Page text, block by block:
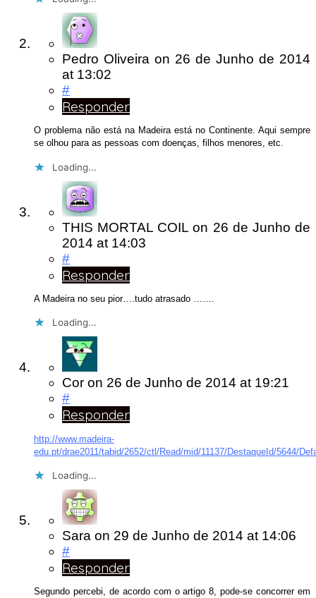
Pedro Oliveira on 26 de Junho de 2014
at 13:02
#
Responder
O problema não está na Madeira está no Continente. Aqui sempre
se olhou para as pessoas com doenças, filhos menores, etc.
Loading...
THIS MORTAL COIL on 26 de Junho de
2014 at 14:03
#
Responder
A Madeira no seu pior….tudo atrasado …….
Loading...
Cor on 26 de Junho de 2014 at 19:21
#
Responder
http://www.madeira-
edu.pt/drae2011/tabid/2652/ctl/Read/mid/11137/DestaqueId/5644/
Loading...
Sara on 29 de Junho de 2014 at 14:06
#
Responder
Segundo percebi, de acordo com o artigo 8, pode-se concorrer em